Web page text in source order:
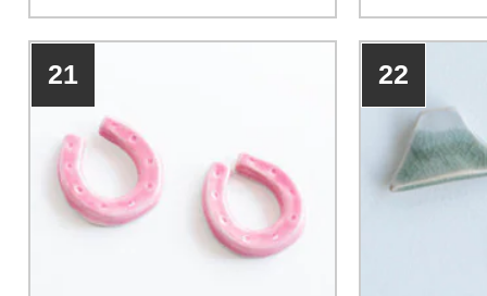
21 22